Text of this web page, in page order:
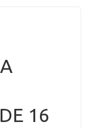
16